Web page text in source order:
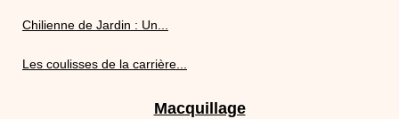
Chilienne de Jardin : Un...
Les coulisses de la carrière...
Macquillage